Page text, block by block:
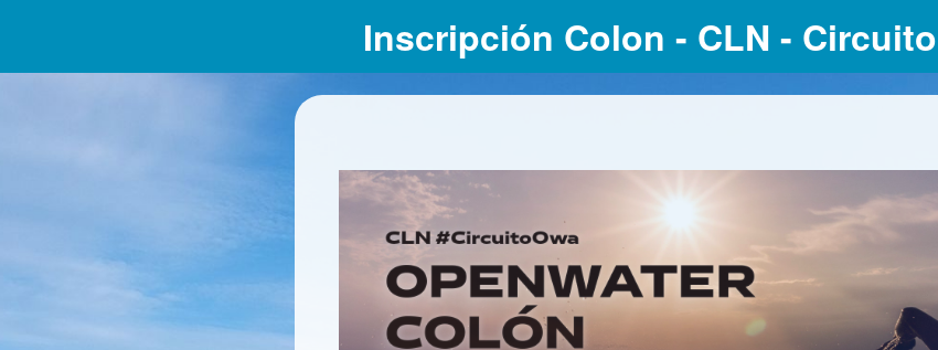
Inscripción Colon - CLN -